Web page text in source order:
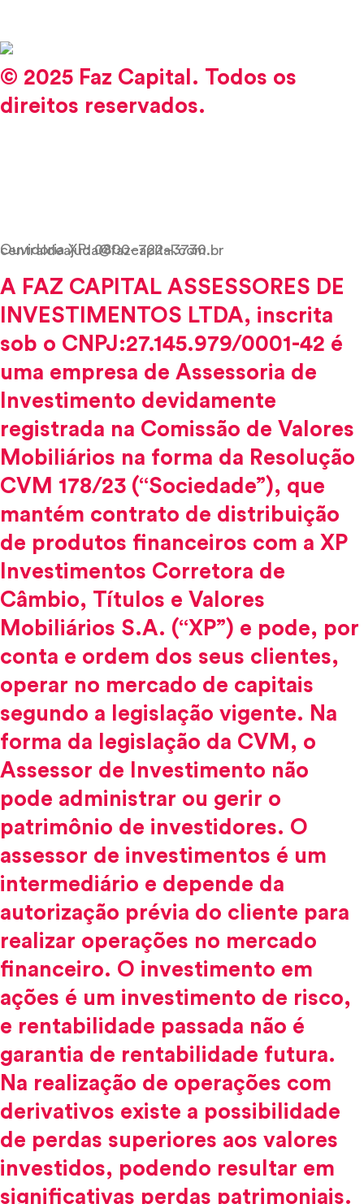
© 2025 Faz Capital. Todos os
direitos reservados.
Ouvidoria XP: 0800–722–3730
centraldeajuda@fazcapital.com.br
A FAZ CAPITAL ASSESSORES DE
INVESTIMENTOS LTDA, inscrita
sob o CNPJ:27.145.979/0001-42 é
uma empresa de Assessoria de
Investimento devidamente
registrada na Comissão de Valores
Mobiliários na forma da Resolução
CVM 178/23 (“Sociedade”), que
mantém contrato de distribuição
de produtos financeiros com a XP
Investimentos Corretora de
Câmbio, Títulos e Valores
Mobiliários S.A. (“XP”) e pode, por
conta e ordem dos seus clientes,
operar no mercado de capitais
segundo a legislação vigente. Na
forma da legislação da CVM, o
Assessor de Investimento não
pode administrar ou gerir o
patrimônio de investidores. O
assessor de investimentos é um
intermediário e depende da
autorização prévia do cliente para
realizar operações no mercado
financeiro. O investimento em
ações é um investimento de risco,
e rentabilidade passada não é
garantia de rentabilidade futura.
Na realização de operações com
derivativos existe a possibilidade
de perdas superiores aos valores
investidos, podendo resultar em
significativas perdas patrimoniais.